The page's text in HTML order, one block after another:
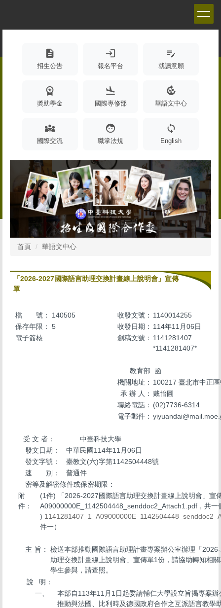
description
招生公告
login
報名平台
edit_note
就讀意願
workspace_premium
奬助學金
flight_land
國際專修部
compost
華語文中心
diversity_3
國際交流
face
職掌法規
sync
English
首頁 華語文中心
「2026-2027國際語言助理交換計畫線上說明會」宣傳
單
檔 號： 140505 收發文號： 1140014255
保存年限：
5 收發日期： 114年11月06日
電子簽核
創稿文號： 1141281407
*1141281407*
教育部 函
機關地址： 100217 臺北市中正
承 辦 人： 戴怡圓
聯絡電話： (02)7736-6314
電子郵件：
受 文 者：
中臺科技大學
發文日期：
中華民國114年11月06日
發文字號：
臺教文(六)字第1142504448號
速 別：
普通件
密等及解密條件或保密期限：
附
件：
(1件) 「2026-2027國際語言助理交換計畫線上說明會」宣
A09000000E_1142504448_senddoc2_Attach1.pdf，共一
)
件一）
主 旨：
檢送本部推動國際語言助理計畫專案辦公室辦理「
助理交換計畫線上說明會」宣傳單1份，請協助轉知相
學生參與，請查照。
說
明：
一、
本部自113年11月1日起委請輔仁大學設立旨揭專案
推動與法國、比利時及德國政府合作之互派語言教學